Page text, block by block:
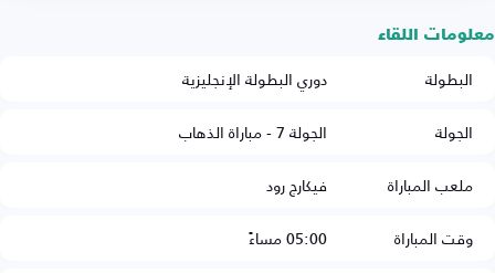
معلومات اللقاء
البطولة
دوري البطولة الإنجليزية
الجولة
الجولة 7 - مباراة الذهاب
ملعب المباراة
فيكارج رود
وقت المباراة
05:00 مساءً